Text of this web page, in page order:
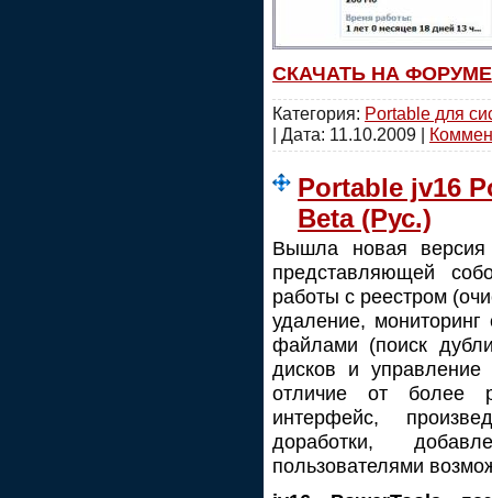
СКАЧАТЬ НА ФОРУМЕ
Категория: Portable для
| Дата: 11.10.2009 |
Portable jv16
Beta (Рус.)
Вышла новая
представляющей
работы с реестром
удаление, мониторинг
файлами (поиск
дисков и
отличие от более
интерфейс,
доработки,
пользователями